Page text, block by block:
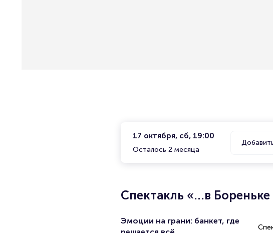
17 октября, сб, 19:00
Осталось 2 месяца
Спектакль «...в
Эмоции на грани: банкет, где